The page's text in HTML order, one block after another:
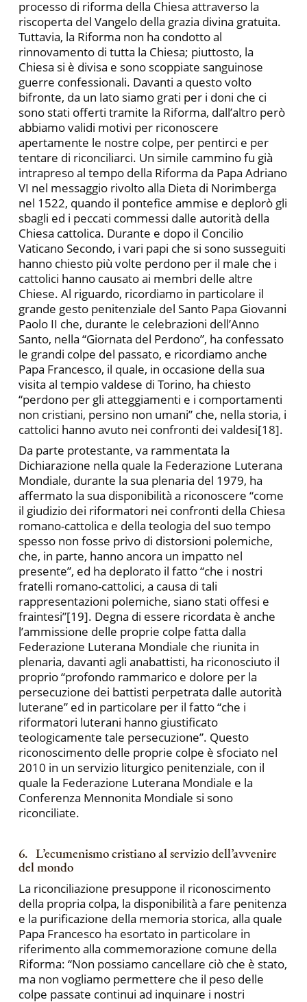
processo di riforma della Chiesa attraverso la
riscoperta del Vangelo della grazia divina gratuita.
Tuttavia, la Riforma non ha condotto al
rinnovamento di tutta la Chiesa; piuttosto, la
Chiesa si è divisa e sono scoppiate sanguinose
guerre confessionali. Davanti a questo volto
bifronte, da un lato siamo grati per i doni che ci
sono stati offerti tramite la Riforma, dall’altro però
abbiamo validi motivi per riconoscere
apertamente le nostre colpe, per pentirci e per
tentare di riconciliarci. Un simile cammino fu già
intrapreso al tempo della Riforma da Papa Adriano
VI nel messaggio rivolto alla Dieta di Norimberga
nel 1522, quando il pontefice ammise e deplorò gli
sbagli ed i peccati commessi dalle autorità della
Chiesa cattolica. Durante e dopo il Concilio
Vaticano Secondo, i vari papi che si sono susseguiti
hanno chiesto più volte perdono per il male che i
cattolici hanno causato ai membri delle altre
Chiese. Al riguardo, ricordiamo in particolare il
grande gesto penitenziale del Santo Papa Giovanni
Paolo II che, durante le celebrazioni dell’Anno
Santo, nella “Giornata del Perdono”, ha confessato
le grandi colpe del passato, e ricordiamo anche
Papa Francesco, il quale, in occasione della sua
visita al tempio valdese di Torino, ha chiesto
“perdono per gli atteggiamenti e i comportamenti
non cristiani, persino non umani” che, nella storia, i
cattolici hanno avuto nei confronti dei valdesi[18].
Da parte protestante, va rammentata la
Dichiarazione nella quale la Federazione Luterana
Mondiale, durante la sua plenaria del 1979, ha
affermato la sua disponibilità a riconoscere “come
il giudizio dei riformatori nei confronti della Chiesa
romano-cattolica e della teologia del suo tempo
spesso non fosse privo di distorsioni polemiche,
che, in parte, hanno ancora un impatto nel
presente”, ed ha deplorato il fatto “che i nostri
fratelli romano-cattolici, a causa di tali
rappresentazioni polemiche, siano stati offesi e
fraintesi”[19]. Degna di essere ricordata è anche
l’ammissione delle proprie colpe fatta dalla
Federazione Luterana Mondiale che riunita in
plenaria, davanti agli anabattisti, ha riconosciuto il
proprio “profondo rammarico e dolore per la
persecuzione dei battisti perpetrata dalle autorità
luterane” ed in particolare per il fatto “che i
riformatori luterani hanno giustificato
teologicamente tale persecuzione”. Questo
riconoscimento delle proprie colpe è sfociato nel
2010 in un servizio liturgico penitenziale, con il
quale la Federazione Luterana Mondiale e la
Conferenza Mennonita Mondiale si sono
riconciliate.
6. L’ecumenismo cristiano al servizio dell’avvenire
del mondo
La riconciliazione presuppone il riconoscimento
della propria colpa, la disponibilità a fare penitenza
e la purificazione della memoria storica, alla quale
Papa Francesco ha esortato in particolare in
riferimento alla commemorazione comune della
Riforma: “Non possiamo cancellare ciò che è stato,
ma non vogliamo permettere che il peso delle
colpe passate continui ad inquinare i nostri